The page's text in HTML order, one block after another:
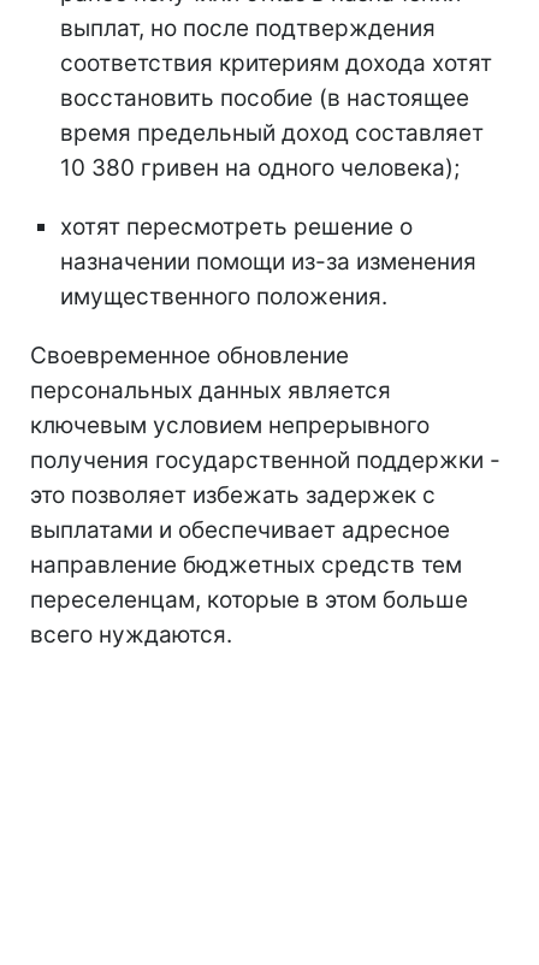
выплат, но после подтверждения
соответствия критериям дохода хотят
восстановить пособие (в настоящее
время предельный доход составляет
10 380 гривен на одного человека);
хотят пересмотреть решение о
назначении помощи из-за изменения
имущественного положения.
Своевременное обновление
персональных данных является
ключевым условием непрерывного
получения государственной поддержки -
это позволяет избежать задержек с
выплатами и обеспечивает адресное
направление бюджетных средств тем
переселенцам, которые в этом больше
всего нуждаются.